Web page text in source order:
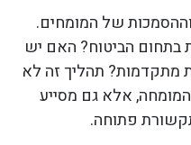
של המומחים.
בתחום הביטוח? האם יש
מתקדמות? תהליך זה לא
אלא גם מסייע
פתוחה.